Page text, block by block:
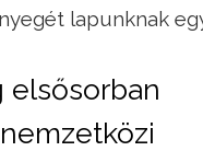
lapunknak
elsősorban